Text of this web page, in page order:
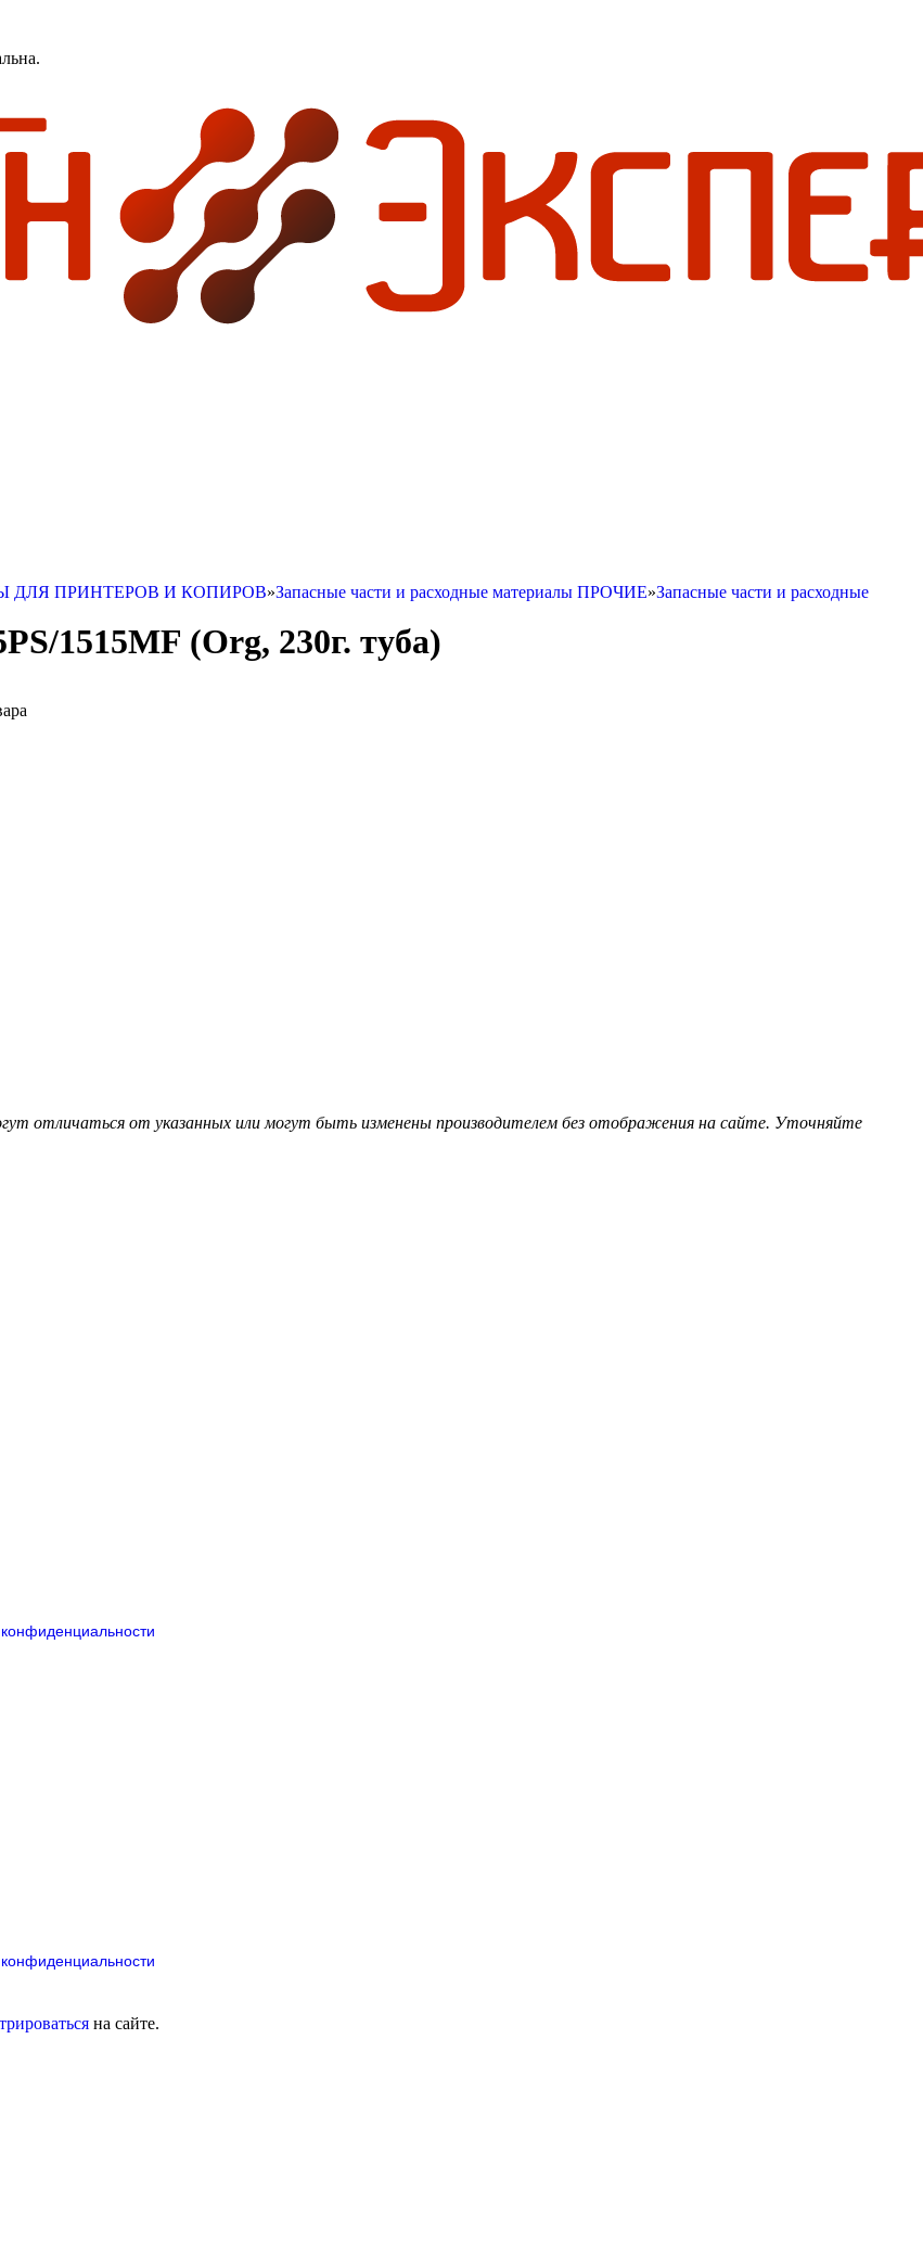
ДЛЯ ПРИНТЕРОВ И КОПИРОВ»Запасные части и расходные материалы ПРОЧИЕ»Запасные части и расходные
1515MF (Org, 230г. туба)
отличаться от указанных или могут быть изменены производителем без отображения на сайте. Уточняйте
на сайте.